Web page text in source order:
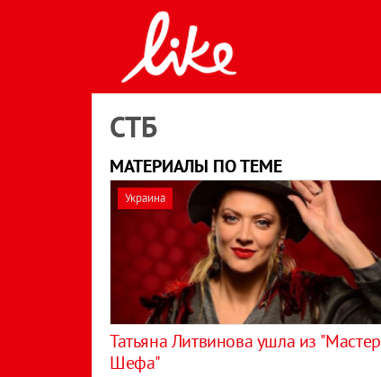
СТБ
МАТЕРИАЛЫ ПО ТЕМЕ
Украина
Татьяна Литвинова ушла из "Мастер
Шефа"